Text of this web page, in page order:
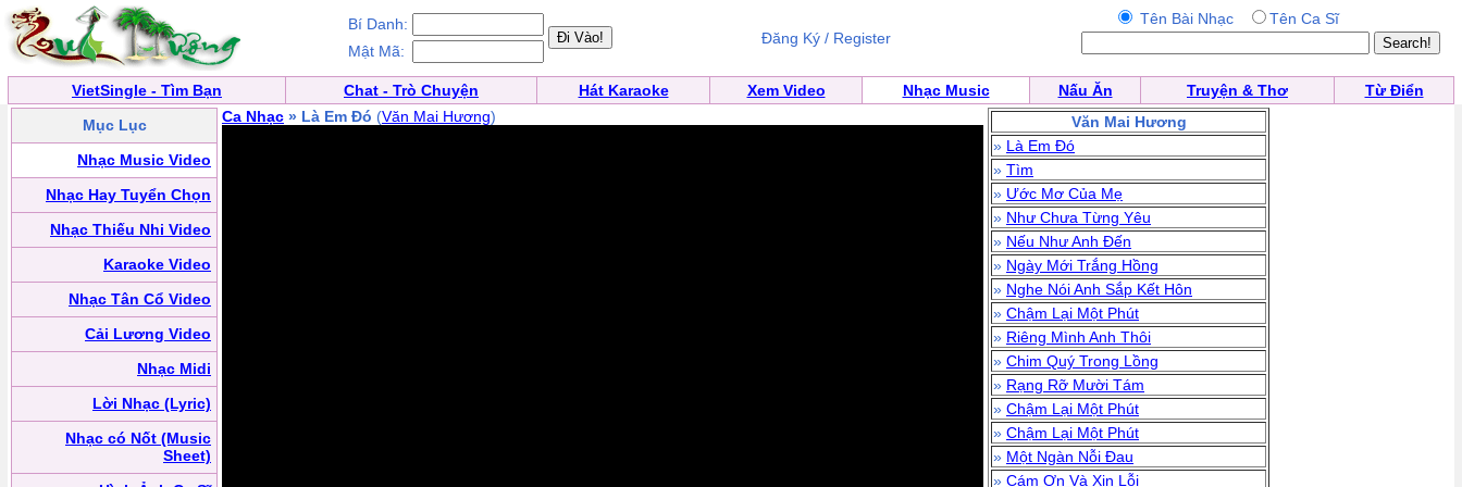
Bí Danh:
Mật Mã:
Đăng Ký / Register
Tên Bài Nhạc Tên Ca Sĩ
VietSingle - Tìm Bạn Chat - Trò Chuyện Hát Karaoke Xem Video Nhạc Music Nấu Ăn Truyện & Thơ
Từ Điển
Mục Lục
Nhạc Music Video
Nhạc Hay Tuyển Chọn
Nhạc Thiếu Nhi Video
Karaoke Video
Nhạc Tân Cổ Video
Cải Lương Video
Nhạc Midi
Lời Nhạc (Lyric)
Nhạc có Nốt (Music
Sheet)
Ca Nhạc » Là Em Đó (Văn Mai Hương)
Văn Mai Hương
» Là Em Đó
» Tìm
» Ước Mơ Của Mẹ
» Như Chưa Từng Yêu
» Nếu Như Anh Đến
» Ngày Mới Trắng Hồng
» Nghe Nói Anh Sắp Kết Hôn
» Chậm Lại Một Phút
» Riêng Mình Anh Thôi
» Chim Quý Trong Lồng
» Rạng Rỡ Mười Tám
» Chậm Lại Một Phút
» Chậm Lại Một Phút
» Một Ngàn Nỗi Đau
» Cám Ơn Và Xin Lỗi